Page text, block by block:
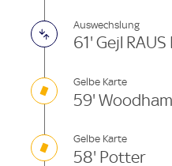
Auswechslung
61' Gejl
Gelbe Karte
59' Woodham
Gelbe Karte
58' Potter